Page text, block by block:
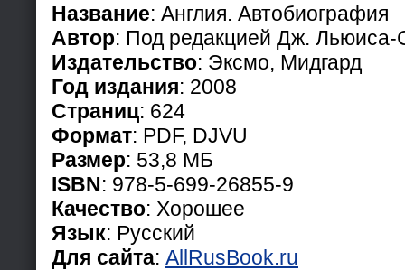
Название: Англия. Автобиография
Автор: Под редакцией Дж. Льюиса-
Издательство: Эксмо, Мидгард
Год издания: 2008
Страниц: 624
Формат: PDF, DJVU
Размер: 53,8 МБ
ISBN: 978-5-699-26855-9
Качество: Хорошее
Язык: Русский
Для сайта: AllRusBook.ru